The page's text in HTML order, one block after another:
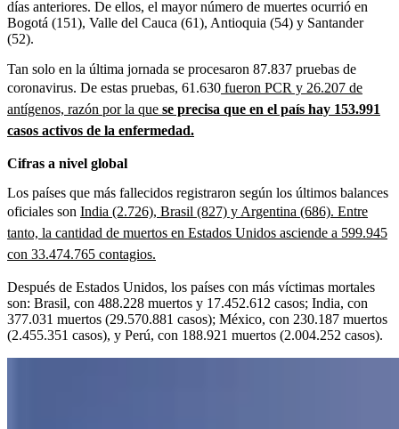
días anteriores. De ellos, el mayor número de muertes ocurrió en
Bogotá (151), Valle del Cauca (61), Antioquia (54) y Santander
(52).
Tan solo en la última jornada se procesaron 87.837 pruebas de
coronavirus. De estas pruebas, 61.630 fueron PCR y 26.207 de
antígenos, razón por la que se precisa que en el país hay 153.991
casos activos de la enfermedad.
Cifras a nivel global
Los países que más fallecidos registraron según los últimos balances
oficiales son India (2.726), Brasil (827) y Argentina (686). Entre
tanto, la cantidad de muertos en Estados Unidos asciende a 599.945
con 33.474.765 contagios.
Después de Estados Unidos, los países con más víctimas mortales
son: Brasil, con 488.228 muertos y 17.452.612 casos; India, con
377.031 muertos (29.570.881 casos); México, con 230.187 muertos
(2.455.351 casos), y Perú, con 188.921 muertos (2.004.252 casos).